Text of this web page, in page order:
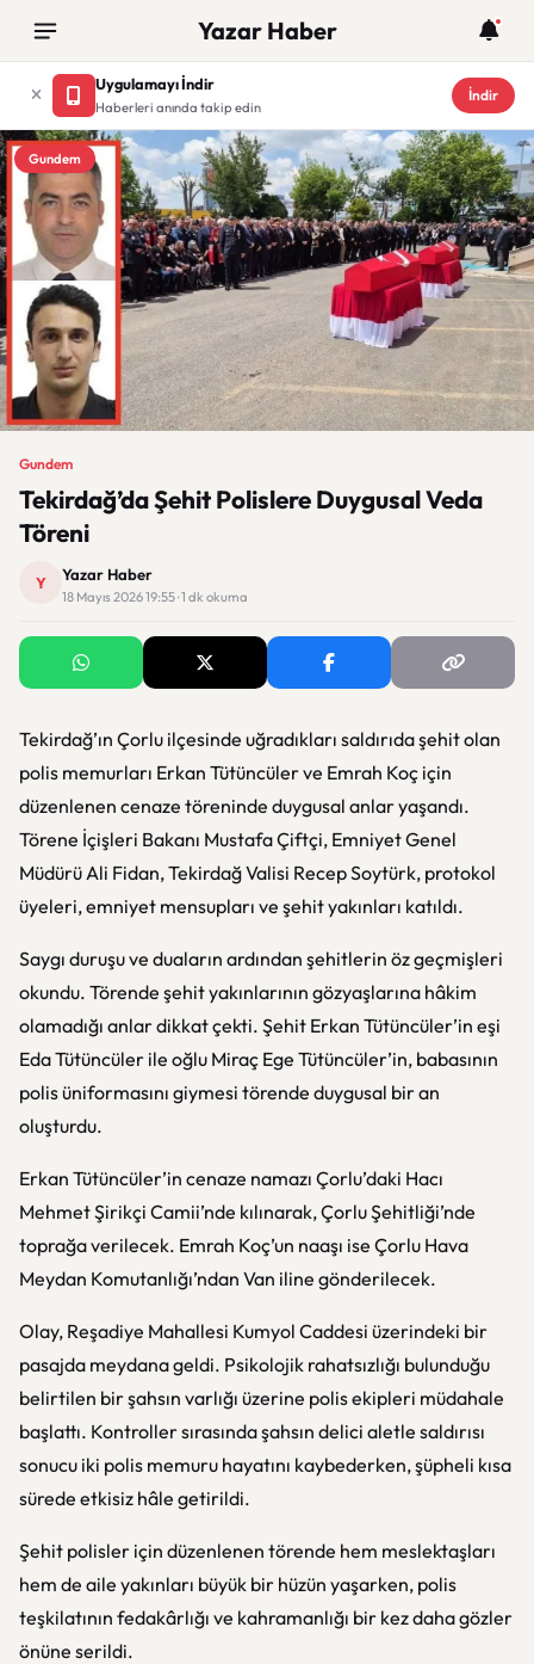
Yazar Haber
Uygulamayı İndir
Haberleri anında takip edin
İndir
Gundem
Gundem
Tekirdağ’da Şehit Polislere Duygusal Veda
Töreni
Y Yazar Haber
18 Mayıs 2026 19:55 · 1 dk okuma
Tekirdağ’ın Çorlu ilçesinde uğradıkları saldırıda şehit olan
polis memurları Erkan Tütüncüler ve Emrah Koç için
düzenlenen cenaze töreninde duygusal anlar yaşandı.
Törene İçişleri Bakanı Mustafa Çiftçi, Emniyet Genel
Müdürü Ali Fidan, Tekirdağ Valisi Recep Soytürk, protokol
üyeleri, emniyet mensupları ve şehit yakınları katıldı.
Saygı duruşu ve duaların ardından şehitlerin öz geçmişleri
okundu. Törende şehit yakınlarının gözyaşlarına hâkim
olamadığı anlar dikkat çekti. Şehit Erkan Tütüncüler’in eşi
Eda Tütüncüler ile oğlu Miraç Ege Tütüncüler’in, babasının
polis üniformasını giymesi törende duygusal bir an
oluşturdu.
Erkan Tütüncüler’in cenaze namazı Çorlu’daki Hacı
Mehmet Şirikçi Camii’nde kılınarak, Çorlu Şehitliği’nde
toprağa verilecek. Emrah Koç’un naaşı ise Çorlu Hava
Meydan Komutanlığı’ndan Van iline gönderilecek.
Olay, Reşadiye Mahallesi Kumyol Caddesi üzerindeki bir
pasajda meydana geldi. Psikolojik rahatsızlığı bulunduğu
belirtilen bir şahsın varlığı üzerine polis ekipleri müdahale
başlattı. Kontroller sırasında şahsın delici aletle saldırısı
sonucu iki polis memuru hayatını kaybederken, şüpheli kısa
sürede etkisiz hâle getirildi.
Şehit polisler için düzenlenen törende hem meslektaşları
hem de aile yakınları büyük bir hüzün yaşarken, polis
teşkilatının fedakârlığı ve kahramanlığı bir kez daha gözler
önüne serildi.